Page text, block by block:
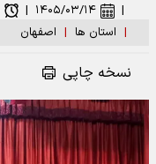
| استان ها | اصفهان
| ۱۴۰۵/۰۳/۱۴ |
نسخه چاپی